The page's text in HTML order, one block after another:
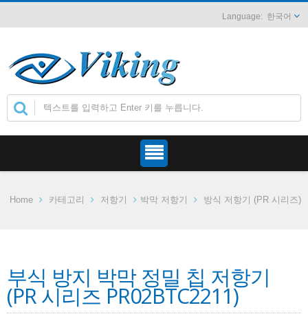
한국어
Home 카테고리 저항기 박막 저항기 방식 저항기 (PR 시리즈)
부식 방지 박막 정밀 칩 저항기
(PR 시리즈 PR02BTC2211)